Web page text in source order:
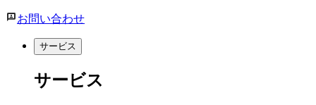
お問い合わせ
サービス
サービス